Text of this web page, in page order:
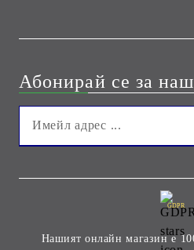
Абонирай се за
GDPR
Нашият онлайн магазин е